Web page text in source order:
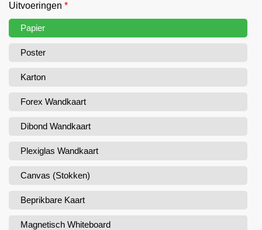
Uitvoeringen *
Papier
Poster
Karton
Forex Wandkaart
Dibond Wandkaart
Plexiglas Wandkaart
Canvas (Stokken)
Beprikbare Kaart
Magnetisch Whiteboard